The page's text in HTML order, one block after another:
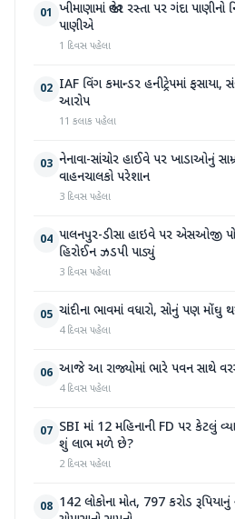
01 ખીમાણામાં જાહેર રસ્તા પર ગંદા
પાણીએ
1 દિવસ પહેલા
02 IAF વિંગ કમાન્ડર હનીટ્રેપમાં ફસાયા,
આરોપ
11 કલાક પહેલા
03 નેનાવા-સાંચોર હાઈવે પર ખાડાઓનું
વાહનચાલકો પરેશાન
3 દિવસ પહેલા
04 પાલનપુર-ડીસા હાઇવે પર એસઓજી
હિરોઈન ઝડપી પાડ્યું
3 દિવસ પહેલા
05 ચાંદીના ભાવમાં વધારો, સોનું પણ મોંઘુ
4 દિવસ પહેલા
06 આજે આ રાજ્યોમાં ભારે પવન સાથે
4 દિવસ પહેલા
07 SBI માં 12 મહિનાની FD પર કેટલું
શું લાભ મળે છે?
2 દિવસ પહેલા
08 142 લોકોના મોત, 797 કરોડ